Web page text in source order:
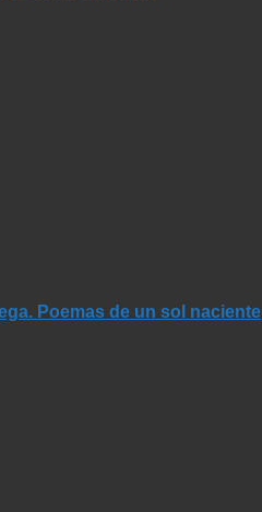
Poemas de un sol naciente